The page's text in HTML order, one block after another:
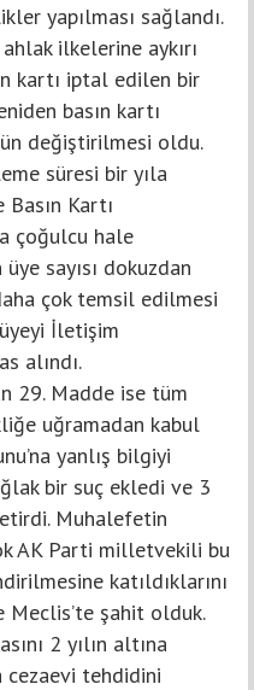
yapılması sağlandı.
ilkelerine aykırı
kartı iptal edilen bir
basın kartı
değiştirilmesi oldu.
süresi bir yıla
Kartı
çoğulcu hale
sayısı dokuzdan
çok temsil edilmesi
İletişim
alındı.
29. Madde ise tüm
uğramadan kabul
yanlış bilgiyi
bir suç ekledi ve 3
Muhalefetin
AK Parti milletvekili bu
katıldıklarını
şahit olduk.
2 yılın altına
tehdidini